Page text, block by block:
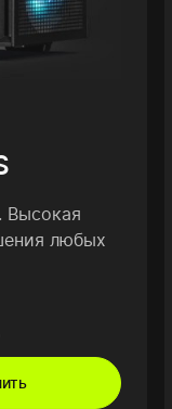
Высокая
любых